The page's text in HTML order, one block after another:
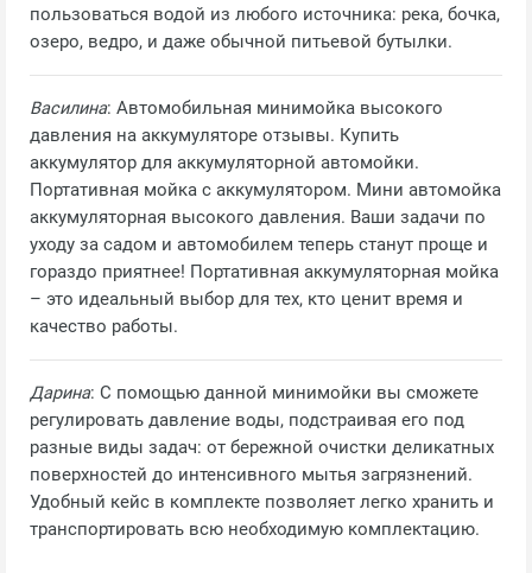
пользоваться водой из любого источника: река, бочка,
озеро, ведро, и даже обычной питьевой бутылки.
Василина: Автомобильная минимойка высокого
давления на аккумуляторе отзывы. Купить
аккумулятор для аккумуляторной автомойки.
Портативная мойка с аккумулятором. Мини автомойка
аккумуляторная высокого давления. Ваши задачи по
уходу за садом и автомобилем теперь станут проще и
гораздо приятнее! Портативная аккумуляторная мойка
– это идеальный выбор для тех, кто ценит время и
качество работы.
Дарина: С помощью данной минимойки вы сможете
регулировать давление воды, подстраивая его под
разные виды задач: от бережной очистки деликатных
поверхностей до интенсивного мытья загрязнений.
Удобный кейс в комплекте позволяет легко хранить и
транспортировать всю необходимую комплектацию.